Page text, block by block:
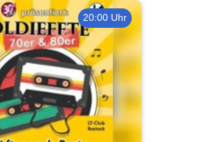
20:00 Uhr